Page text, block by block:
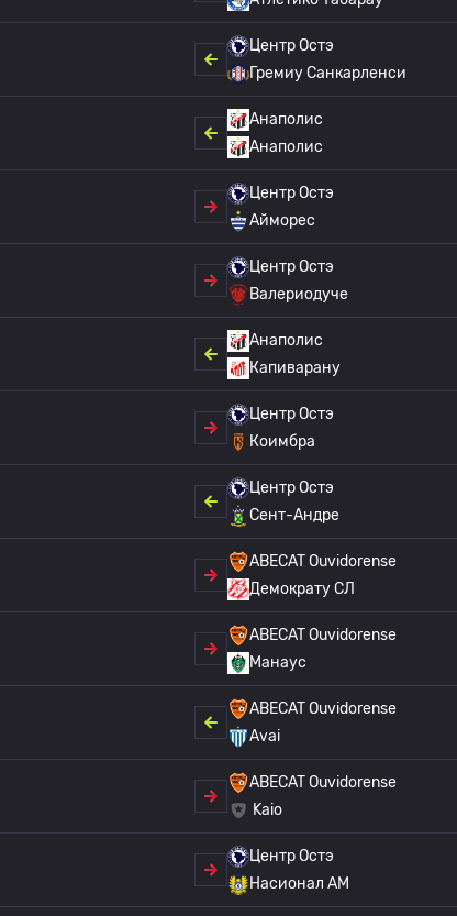
Центр Остэ
Гремиу Санкарленси
Анаполис
Анаполис
Центр Остэ
Айморес
Центр Остэ
Валериодуче
Анаполис
Капиварану
Центр Остэ
Коимбра
Центр Остэ
Сент-Андре
ABECAT Ouvidorense
Демократу СЛ
ABECAT Ouvidorense
Манаус
ABECAT Ouvidorense
Avai
ABECAT Ouvidorense
Kaio
Центр Остэ
Насионал АМ